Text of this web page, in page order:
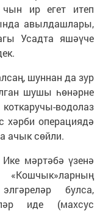
ир егет итеп
авылдашлары,
Усадта яшәүче
шуннан да зур
шушы һөнәрне
водолаз
хәрби операциядә
ачык сөйли.
мәртәбә үзенә
булса,
иде (махсус